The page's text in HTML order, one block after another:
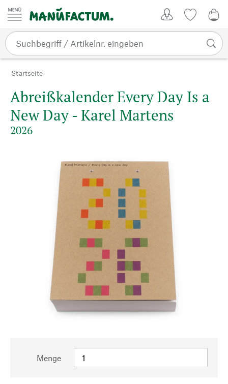
Zum Inhalt springen
Startseite
Abreißkalender Every Day Is a
New Day - Karel Martens
2026
Menge